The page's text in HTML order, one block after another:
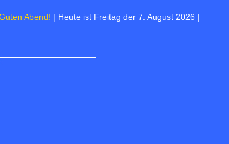
| Heute ist Freitag der 7. August 2026 | Morgen ist